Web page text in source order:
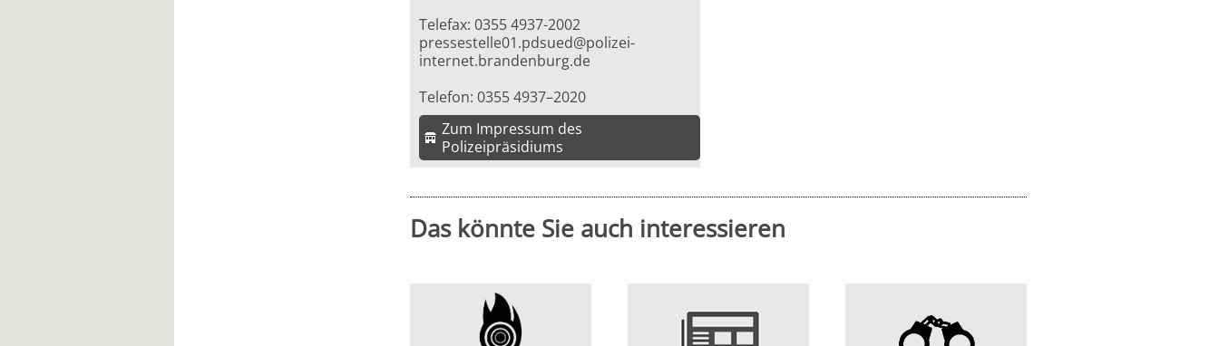
Telefax: 0355 4937-2002
pressestelle01.pdsued@polizei-
internet.brandenburg.de
Telefon: 0355 4937–2020
Zum Impressum des
Polizeipräsidiums
Das könnte Sie auch interessieren